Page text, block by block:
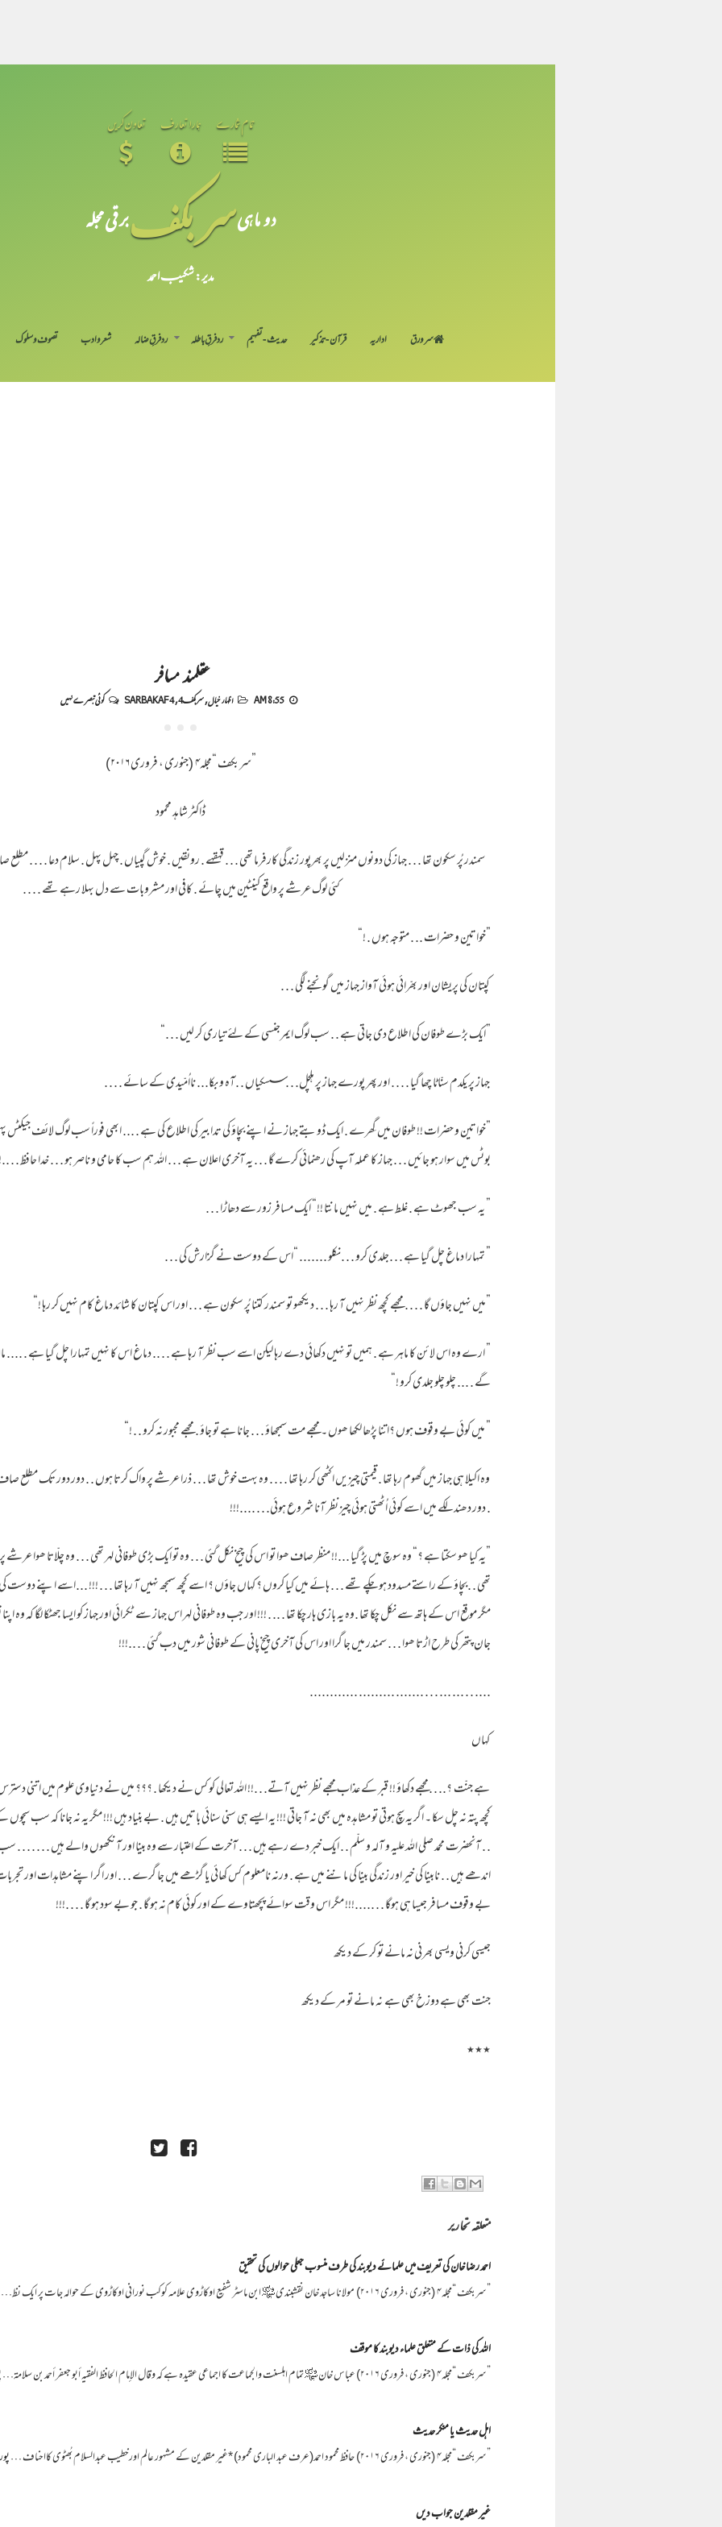
تمام شمارے ہمارا تعارف تعاون کریں
دو ماہیسر بکفبرقی مجلہ
مدیر: شکیبـ احمد
سر ورق اداریہ قرآن-تذکیر حدیث-تفہیم رد فرقِ باطلہ رد فرقِ ضالہ شعر و ادب تصوف و سلوک
عقلمند مسافر
8:55 AM اظہار خیال,سربکف4 ,
SARBAKAF 4 کوئی تبصرے نہیں
”سربکف “مجلہ۴ (جنوری ، فروری ۲۰۱۶)
ڈاکٹر شاہد محمود
سمندر پُر سکون تھا . . . جہاز کی دونوں منزلیں پر بھرپور زندگی کارفرما تھی . . . قہقہے . رونقیں . خوش گپیاں . چہل پہل . سلام دعا . . . . مطلع
کئی لوگ عرشے پر واقع کینٹین میں چائے . کافی اور مشروبات سے دل بہلا رہے تھے . . . .
”خواتین و حضرات .. . متوجہ ہوں . !“
کپتان کی پریشان اور بھرّائی ہوئی آواز جہاز میں گونجنے لگی . . .
”ایک بڑے طوفان کی اطلاع دی جاتی ہے . . سب لوگ ایمرجنسی کے لئے تیاری کر لیں . . .“
جہاز پر یکدم سنّاٹا چھا گیا . . . . اور پھر پورے جہاز پر ہلچل. . .سسکیاں . .آہ و بکا... نااُمّیدی کے سائے . . . .
”خواتین و حضرات !! طوفان میں گِھرے . ایک ڈوبتے جہاز نے اپنے بچاؤ کی تدابیر کی اطلاع کی ہے . ... ابھی فوراً سب لوگ لائف جیکٹس
بوٹس میں سوار ہو جائیں . . . جہاز کا عملہ آپ کی رھنمائی کرے گا . . . یہ آخری اعلان ہے . . . اللہ ہم سب کا حامی و ناصر ہو . . . خدا حافظ . .
” یہ سب جھوٹ ہے . غلط ہے . میں نہیں مانتا !!“ ایک مسافر زور سے دھاڑا . . .
” تمہارا دماغ چل گیا ہے . . .جلدی کرو . . .نکلو ....... “اس کے دوست نے گزارش کی . . .
”میں نہیں جاؤں گا . . . . مجھے کچھ نظر نہیں آ رہا . . . دیکھو تو سمندر کتنا پُر سکون ہے . . . اور اس کپتان کا شائد دماغ کام نہیں کر رہا !“
” ارے وہ اس لائن کا ماہر ہے . ہمیں تو نہیں دکھائی دے رہا لیکن اسے سب نظر آ رہا ہے . . .. دماغ اس کا نہیں تمہارا چل گیا ہے . ....
گے . ... چلو چلو جلدی کرو !“
” میں کوئی بے وقوف ہوں ؟اتنا پڑھا لکھا ھوں ۔ مجھے مت سمجھاؤ . . . جانا ہے تو جاؤ . مجھے مجبور نہ کرو . . !“
وہ اکیلا ہی جہاز میں گھوم رہا تھا . قیمتی چیزیں اکٹھی کر رہا تھا . . . . وہ بہت خوش تھا . . . ذرا عرشے پر واک کرتا ہوں . . دور دور تک مطلع
. دور دھندلکے میں اسے کوئی اُٹھتی ہوئی چیز نظر آنا شروع ہوئی. . . ....!!!
”یہ کیا ھو سکتا ہے ؟“ وہ سوچ میں پڑ گیا ...!! منظر صاف ھوا تو اس کی چیخ نکل گئی . . . وہ تو ایک بڑی طوفانی لہر تھی . . . وہ چلّاتا ھوا عرشے
تھی . .بچاؤ کے راستے مسدود ہو چکے تھے . . . ہائے میں کیا کروں ؟ کہاں جاؤں ؟ اسے کچھ سمجھ نہیں آ رہا تھا . . . !!! ...اسے اپنے دوست کی
مگر موقع اس کے ہاتھ سے نکل چکا تھا .وہ یہ بازی ہار چکا تھا . .. . !!! اور جب وہ طوفانی لہر اس جہاز سے ٹکرائی اور جہاز کو ایسا جھٹکا لگا کہ وہ
جان پتھر کی طرح اڑتا ھوا . . . سمندر میں جا گرا اور اس کی آخری چیخ پانی کے طوفانی شور میں دب گئی . . ..!!!
.... . . ... ... . . . ....... ......... ............
کہاں
ہے جنّت ؟.. . .مجھے دکھاؤ !! قبر کے عذاب مجھے نظر نہیں آتے. . .!! اللہ تعالی کو کس نے دیکھا . ؟؟؟ میں نے دنیاوی علوم میں اتنی
کچھ پتہ نہ چل سکا ۔ اگر یہ سچ ہوتی تو مشاہدہ میں بھی نہ آ جاتی !!! یہ ایسے ہی سنی سنائی باتیں ہیں . بے بنیاد ہیں !!! مگر یہ نہ جانا کہ سب
. . آنحضرت محمد صلی اللہ علیہ و آلہ و سلّم . . ایک خبر دے رہے ہیں . . . آخرت کے اعتبار سے وہ بینا اور آنکھوں والے ہیں . . . . . .
اندھے ہیں . . نابینا کی خیر اور زندگی بینا کی ماننے میں ہے . ورنہ نامعلوم کس کھائی یا گڑھے میں جا گرے . . . اور اگر اپنے مشاہدات اور
بے وقوف مسافر جیسا ہی ہوگا . . .....!!! مگر اس وقت سوائے پچھتاوے کے اور کوئی کام نہ ہو گا . جو بے سود ہو گا . . . .!!!
جیسی کرنی ویسی بھرنی نہ مانے تو کر کے دیکھ
جنت بھی ہے دوزخ بھی ہے نہ مانے تو مر کے دیکھ
٭٭٭
متعلقہ تحاریر
احمد رضا خان کی تعریف میں علمائے دیوبند کی طرف منسوب جعلی حوالوں کی تحقیق
”سربکف “مجلہ۴ (جنوری ، فروری ۲۰۱۶) مولانا ساجد خان نقشبندی ﷾ ابن ماسٹر شفیع اوکاڑوی علامہ کوکب نورانی اوکاڑوی کے حوالہ جات پر ایک نظ…
اللہ کی ذات کے متعلق علماء دیوبند کا موقف
”سربکف “مجلہ۴ (جنوری ، فروری ۲۰۱۶) عباس خان ﷾ تمام اہلسنت والجماعت کا اجماعی عقیدہ ہے کہ وقال الإمام الحافظ الفقيه أبو جعفر أحمد بن سلامة…
اہل حدیث یا منکر حدیث
”سربکف “مجلہ۴ (جنوری ، فروری ۲۰۱۶) حافظ محمود احمد(عرف عبد الباری محمود) *غیر مقلدین کے مشہور عالم اورخطیب عبدالسلام بُھٹوی کااحناف …
غیر مقلدین جواب دیں